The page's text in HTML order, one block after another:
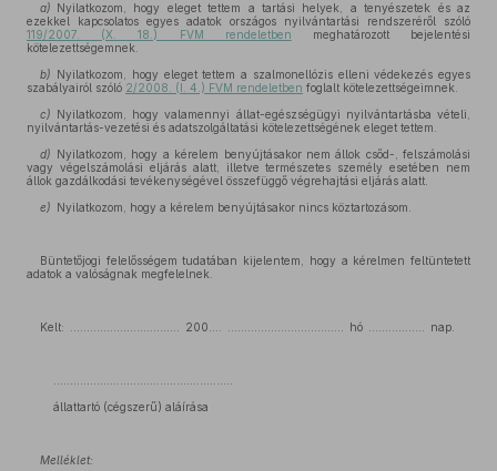
a) Nyilatkozom, hogy eleget tettem a tartási helyek, a tenyészetek és az
ezekkel kapcsolatos egyes adatok országos nyilvántartási rendszeréről szóló
119/2007. (X. 18.) FVM rendeletben meghatározott bejelentési
kötelezettségemnek.
b) Nyilatkozom, hogy eleget tettem a szalmonellózis elleni védekezés egyes
szabályairól szóló 2/2008. (I. 4.) FVM rendeletben foglalt kötelezettségeimnek.
c) Nyilatkozom, hogy valamennyi állat-egészségügyi nyilvántartásba vételi,
nyilvántartás-vezetési és adatszolgáltatási kötelezettségének eleget tettem.
d) Nyilatkozom, hogy a kérelem benyújtásakor nem állok csőd-, felszámolási
vagy végelszámolási eljárás alatt, illetve természetes személy esetében nem
állok gazdálkodási tevékenységével összefüggő végrehajtási eljárás alatt.
e) Nyilatkozom, hogy a kérelem benyújtásakor nincs köztartozásom.
Büntetőjogi felelősségem tudatában kijelentem, hogy a kérelmen feltüntetett
adatok a valóságnak megfelelnek.
Kelt: ................................. 200.... ................................... hó ................. nap.
állattartó (cégszerű) aláírása
Melléklet: